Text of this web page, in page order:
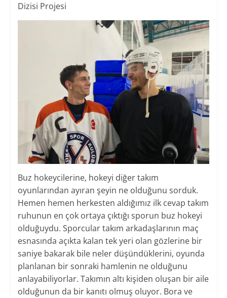
Dizisi Projesi
Buz hokeycilerine, hokeyi diğer takım
oyunlarından ayıran şeyin ne olduğunu sorduk.
Hemen hemen herkesten aldığımız ilk cevap takım
ruhunun en çok ortaya çıktığı sporun buz hokeyi
olduğuydu. Sporcular takım arkadaşlarının maç
esnasında açıkta kalan tek yeri olan gözlerine bir
saniye bakarak bile neler düşündüklerini, oyunda
planlanan bir sonraki hamlenin ne olduğunu
anlayabiliyorlar. Takımın altı kişiden oluşan bir aile
olduğunun da bir kanıtı olmuş oluyor. Bora ve